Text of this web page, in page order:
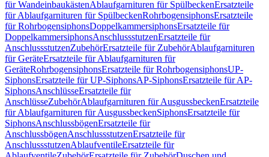
für WandeinbaukästenAblaufgarnituren für SpülbeckenErsatzteile
für Ablaufgarnituren für SpülbeckenRohrbogensiphonsErsatzteile
für RohrbogensiphonsDoppelkammersiphonsErsatzteile für
DoppelkammersiphonsAnschlussstutzenErsatzteile für
AnschlussstutzenZubehörErsatzteile für ZubehörAblaufgarnituren
für GeräteErsatzteile für Ablaufgarnituren für
GeräteRohrbogensiphonsErsatzteile für RohrbogensiphonsUP-
SiphonsErsatzteile für UP-SiphonsAP-SiphonsErsatzteile für AP-
SiphonsAnschlüsseErsatzteile für
AnschlüsseZubehörAblaufgarnituren für AusgussbeckenErsatzteile
für Ablaufgarnituren für AusgussbeckenSiphonsErsatzteile für
SiphonsAnschlussbögenErsatzteile für
AnschlussbögenAnschlussstutzenErsatzteile für
AnschlussstutzenAblaufventileErsatzteile für